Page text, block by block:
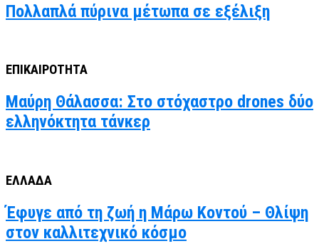
Πολλαπλά πύρινα μέτωπα σε εξέλιξη
ΕΠΙΚΑΙΡΟΤΗΤΑ
Μαύρη Θάλασσα: Στο στόχαστρο drones δύο
ελληνόκτητα τάνκερ
ΕΛΛΑΔΑ
Έφυγε από τη ζωή η Μάρω Κοντού – Θλίψη
στον καλλιτεχνικό κόσμο